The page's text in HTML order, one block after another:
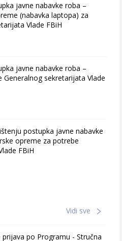
javne nabavke roba –
(nabavka laptopa) za
Vlade FBiH
javne nabavke roba –
Generalnog sekretarijata Vlade
postupka javne nabavke
opreme za potrebe
FBiH
Vidi sve
po Programu - Stručna